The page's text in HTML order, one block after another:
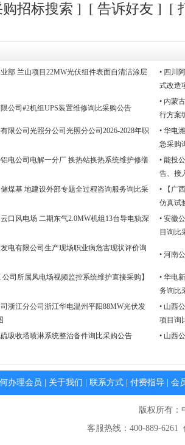
购招标搜索 ] [ 告诉好友 ] [
部 兰山项目22MW光伏组件表面自清洁涂层
• 四川
式改造
公司#2机组UPS装置维修询比采购公告
• 内蒙
行方案
限公司光照分公司光照分公司2026-2028年职
• 华电
急采购
电公司电解一分厂 换热站换热系统维护修缮
• 能投
告、接
煤基 地建设外部专题全过程咨询服务询比采
• 【广
仿真试
口风电场 二期东气2.0MW机组13台导电轨深
• 安徽
目询比
电有限公司生产现场职业病危害现状评价询
• 河南
司所属风电场视频监控系统维护直接采购】
• 华电
务询比
浙江分公司浙江华电温州平阳88MW光伏发
• 山西
项目询
吸收塔喷淋系统整治备件询比采购公告
• 山西
办理会员 关于我们 联系方式 付费指导 会
版权所有
客服热线：400-889-6261